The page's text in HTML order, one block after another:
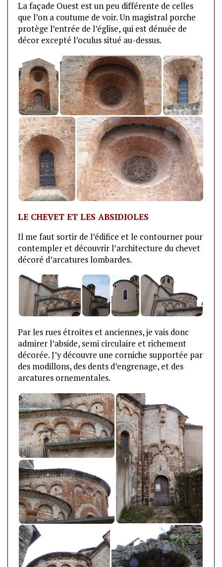
La façade Ouest est un peu différente de celles
que l’on a coutume de voir. Un magistral porche
protège l’entrée de l’église, qui est dénuée de
décor excepté l’oculus situé au-dessus.
LE CHEVET ET LES ABSIDIOLES
Il me faut sortir de l’édifice et le contourner pour
contempler et découvrir l’architecture du chevet
décoré d’arcatures lombardes.
Par les rues étroites et anciennes, je vais donc
admirer l’abside, semi circulaire et richement
décorée. J’y découvre une corniche supportée par
des modillons, des dents d’engrenage, et des
arcatures ornementales.